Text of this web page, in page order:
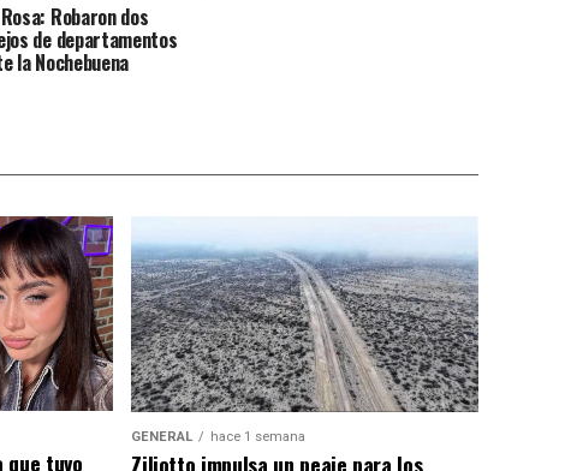
Robaron dos
de departamentos
la Nochebuena
que tuvo
GENERAL hace 1 semana
Ziliotto impulsa un peaje para los